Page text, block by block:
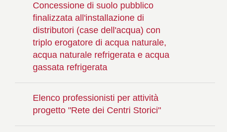
Concessione di suolo pubblico
finalizzata all'installazione di
distributori (case dell'acqua) con
triplo erogatore di acqua naturale,
acqua naturale refrigerata e acqua
gassata refrigerata
Elenco professionisti per attività
progetto "Rete dei Centri Storici"